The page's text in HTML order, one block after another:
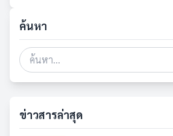
ค้นหา
ข่าวสารล่าสุด